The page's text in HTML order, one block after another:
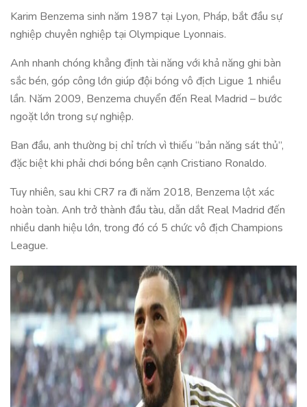
Karim Benzema sinh năm 1987 tại Lyon, Pháp, bắt đầu sự
nghiệp chuyên nghiệp tại Olympique Lyonnais.
Anh nhanh chóng khẳng định tài năng với khả năng ghi bàn
sắc bén, góp công lớn giúp đội bóng vô địch Ligue 1 nhiều
lần. Năm 2009, Benzema chuyển đến Real Madrid – bước
ngoặt lớn trong sự nghiệp.
Ban đầu, anh thường bị chỉ trích vì thiếu “bản năng sát thủ”,
đặc biệt khi phải chơi bóng bên cạnh Cristiano Ronaldo.
Tuy nhiên, sau khi CR7 ra đi năm 2018, Benzema lột xác
hoàn toàn. Anh trở thành đầu tàu, dẫn dắt Real Madrid đến
nhiều danh hiệu lớn, trong đó có 5 chức vô địch Champions
League.